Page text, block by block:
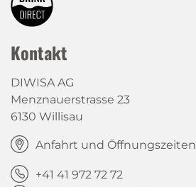
Kontakt
DIWISA AG
Menznauerstrasse 23
6130 Willisau
Anfahrt und Öffnungszeiten
+41 41 972 72 72